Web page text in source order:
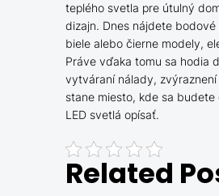
teplého svetla pre útulný
dizajn. Dnes nájdete
biele alebo čierne modely,
Práve vďaka tomu sa hodia
vytváraní nálady,
stane miesto, kde sa
LED svetlá opísať.
Related